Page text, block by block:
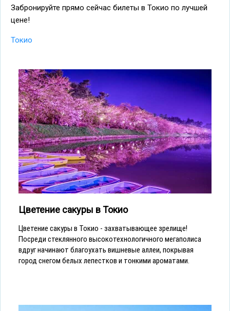
Забронируйте прямо сейчас билеты в Токио по лучшей
цене!
Токио
Цветение сакуры в Токио
Цветение сакуры в Токио - захватывающее зрелище!
Посреди стеклянного высокотехнологичного мегаполиса
вдруг начинают благоухать вишневые аллеи, покрывая
город снегом белых лепестков и тонкими ароматами.